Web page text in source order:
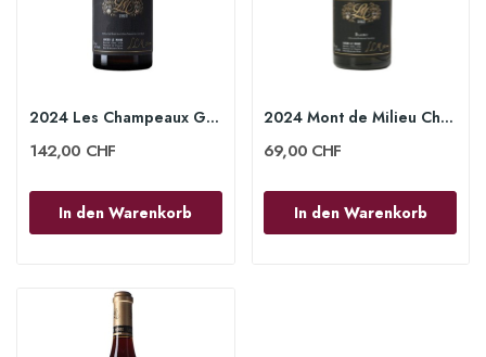
2024 Les Champeaux Gevrey-Chambertin 1er Cru...
142,00 CHF
In den Warenkorb
2024 Mont de Milieu Chablis 1er Cru 75cl -...
69,00 CHF
In den Warenkorb